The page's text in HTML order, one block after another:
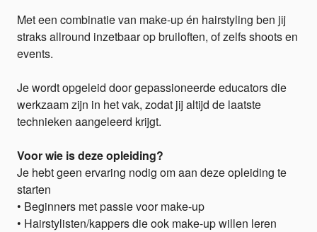
Met een combinatie van make-up én hairstyling ben jij
straks allround inzetbaar op bruiloften, of zelfs shoots en
events.
Je wordt opgeleid door gepassioneerde educators die
werkzaam zijn in het vak, zodat jij altijd de laatste
technieken aangeleerd krijgt.
Voor wie is deze opleiding?
Je hebt geen ervaring nodig om aan deze opleiding te
starten
• Beginners met passie voor make-up
• Hairstylisten/kappers die ook make-up willen leren